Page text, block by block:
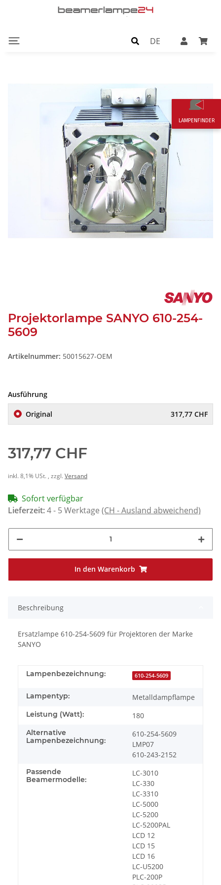
DE
Projektorlampe SANYO 610-254-
5609
Artikelnummer: 50015627-OEM
Ausführung
Original 317,77 CHF
317,77 CHF
inkl. 8,1% USt. , zzgl.Versand
Sofort verfügbar
Lieferzeit:4 - 5 Werktage (CH - Ausland abweichend)
In den Warenkorb
Beschreibung
Ersatzlampe 610-254-5609 für Projektoren der Marke
SANYO
Lampenbezeichnung: 610-254-5609
Lampentyp: Metalldampflampe
Leistung (Watt): 180
Alternative
Lampenbezeichnung:
610-254-5609
LMP07
610-243-2152
Passende
Beamermodelle:
LC-3010
LC-330
LC-3310
LC-5000
LC-5200
LC-5200PAL
LCD 12
LCD 15
LCD 16
LC-U5200
PLC-200P
LAMPENFINDER